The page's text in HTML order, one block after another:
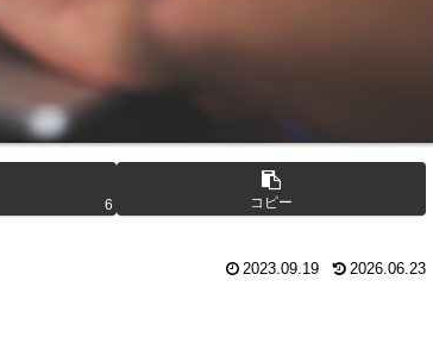
6 コピー
2023.09.19 2026.06.23